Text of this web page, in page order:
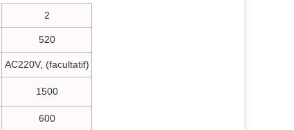
2
520
AC220V, (facultatif)
1500
600